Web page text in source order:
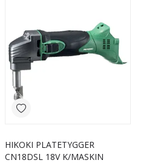
HIKOKI PLATETYGGER
CN18DSL 18V K/MASKIN